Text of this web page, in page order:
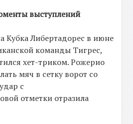
выступлений
Кубка Либертадорес в июне
команды Тигрес,
хет-триком. Рожерио
мяч в сетку ворот со
с
отметки отразила